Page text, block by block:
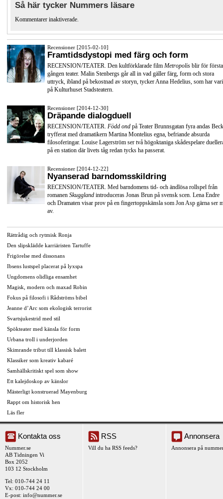
Så här tycker Nummers läsare
Kommentarer inaktiverade.
Recensioner [2015-02-10]
Framtidsdystopi med färg och form
RECENSION/TEATER. Den kultförklarade film Metropolis blir för första
gången teater. Malin Stenbergs går all in vad gäller färg, form och stora
uttryck, ibland på bekostnad av storyn, tycker Anna Hedelius, som har
på Kulturhuset Stadsteatern.
Recensioner [2014-12-30]
Dräpande dialogduell
RECENSION/TEATER. Född ond på Teater Brunnsgatan fyra andas
tryfferat med dramatikern Martina Montelius egna, befriande absurda
filosoferingar. Louise Lagerström ser två högoktaniga skådespelare
på en station där livets tåg redan tycks ha passerat.
Recensioner [2014-12-22]
Nyanserad barndomsskildring
RECENSION/TEATER. Med barndomens tid- och ändlösa rollspel från
romanen Skuggland introduceras Jonas Brun på svensk scen. Lena Endre
och Dramaten visar prov på en fingertoppskänsla som Jon Asp gärna ser
av.
Rättrådig och rytmisk Ronja
Den slipsklädde karriäristen Tartuffe
Frigörelse med dissonans
Ibsens lustspel placerat på lyxspa
Ungdomens olidliga ensamhet
Magisk, modern och maxad Robin
Fokus på filosofi i Rådströms bibel
Jeanne d’Arc som ekologisk terrorist
Svartsjukestrid med stil
Spökteater med känsla för form
Urbana troll i underjorden
Skimrande tribut till klassisk balett
Klassiker som kreativ kabaré
Samhällskritiskt spel som show
Ett kalejdoskop av känslor
Mästerligt konstruerad Mayenburg
Rappt om historisk hen
Läs fler
Kontakta oss
Nummer.se
AB Tidningen Vi
Box 2052
103 12 Stockholm
Tel: 010-744 24 11
Vx: 010-744 24 00
E-post: info@nummer.se
RSS
Vill du ha RSS feeds?
Annonsera
Annonsera på